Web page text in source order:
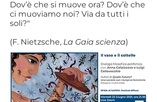
Dov’è che si muove ora? Dov’è che
ci muoviamo noi? Via da tutti i
soli?"
(F. Nietzsche, La Gaia scienza)